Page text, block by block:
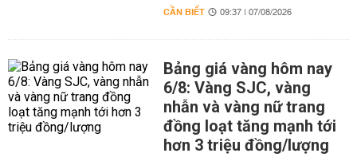
CẦN BIẾT 09:37 | 07/08/2026
Bảng giá vàng hôm nay
6/8: Vàng SJC, vàng
nhẫn và vàng nữ trang
đồng loạt tăng mạnh tới
hơn 3 triệu đồng/lượng